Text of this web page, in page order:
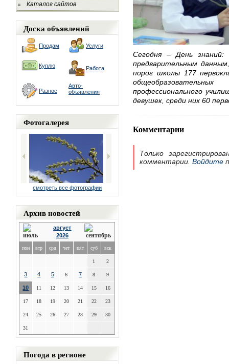
Каталог сайтов
Доска объявлений
Продам Услуги
Куплю Работа
Разное
Авто-
объявления
Фотогалерея
смотреть все фотографии
Архив новостей
август
2026
пон втр срд чет пят суб вск
1 2
3 4 5 6 7 8 9
10 11 12 13 14 15 16
17 18 19 20 21 22 23
24 25 26 27 28 29 30
31
Погода в регионе
Сегодня – День
предварительным
порог школы 177
профессионального
девушек, среди них 60
Комментарии
Только
комментарии. Войдите